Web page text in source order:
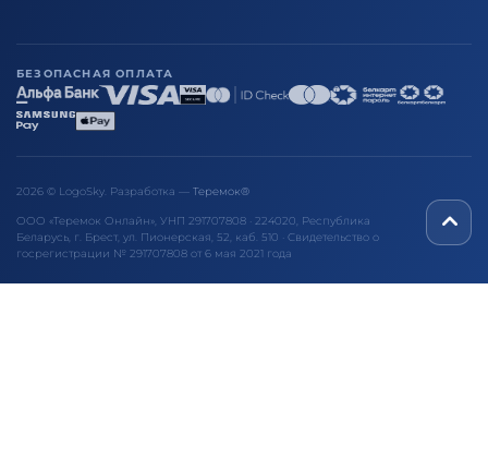
БЕЗОПАСНАЯ ОПЛАТА
2026 © LogoSky. Разработка — Теремок®
ООО «Теремок Онлайн», УНП 291707808 · 224020, Республика
Беларусь, г. Брест, ул. Пионерская, 52, каб. 510 · Свидетельство о
госрегистрации № 291707808 от 6 мая 2021 года